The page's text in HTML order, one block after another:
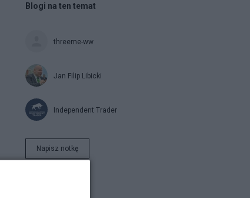
Blogi na ten temat
threeme-ww
Jan Filip Libicki
Independent Trader
Napisz notkę